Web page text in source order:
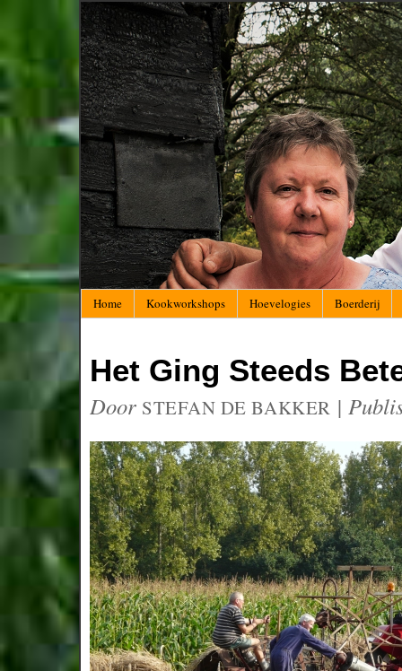
Home Kookworkshops Hoevelogies Boerderij
Het Ging Steeds
Door STEFAN DE BAKKER |